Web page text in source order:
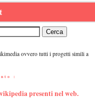
ovvero tutti i progetti simili a
:
presenti nel web.